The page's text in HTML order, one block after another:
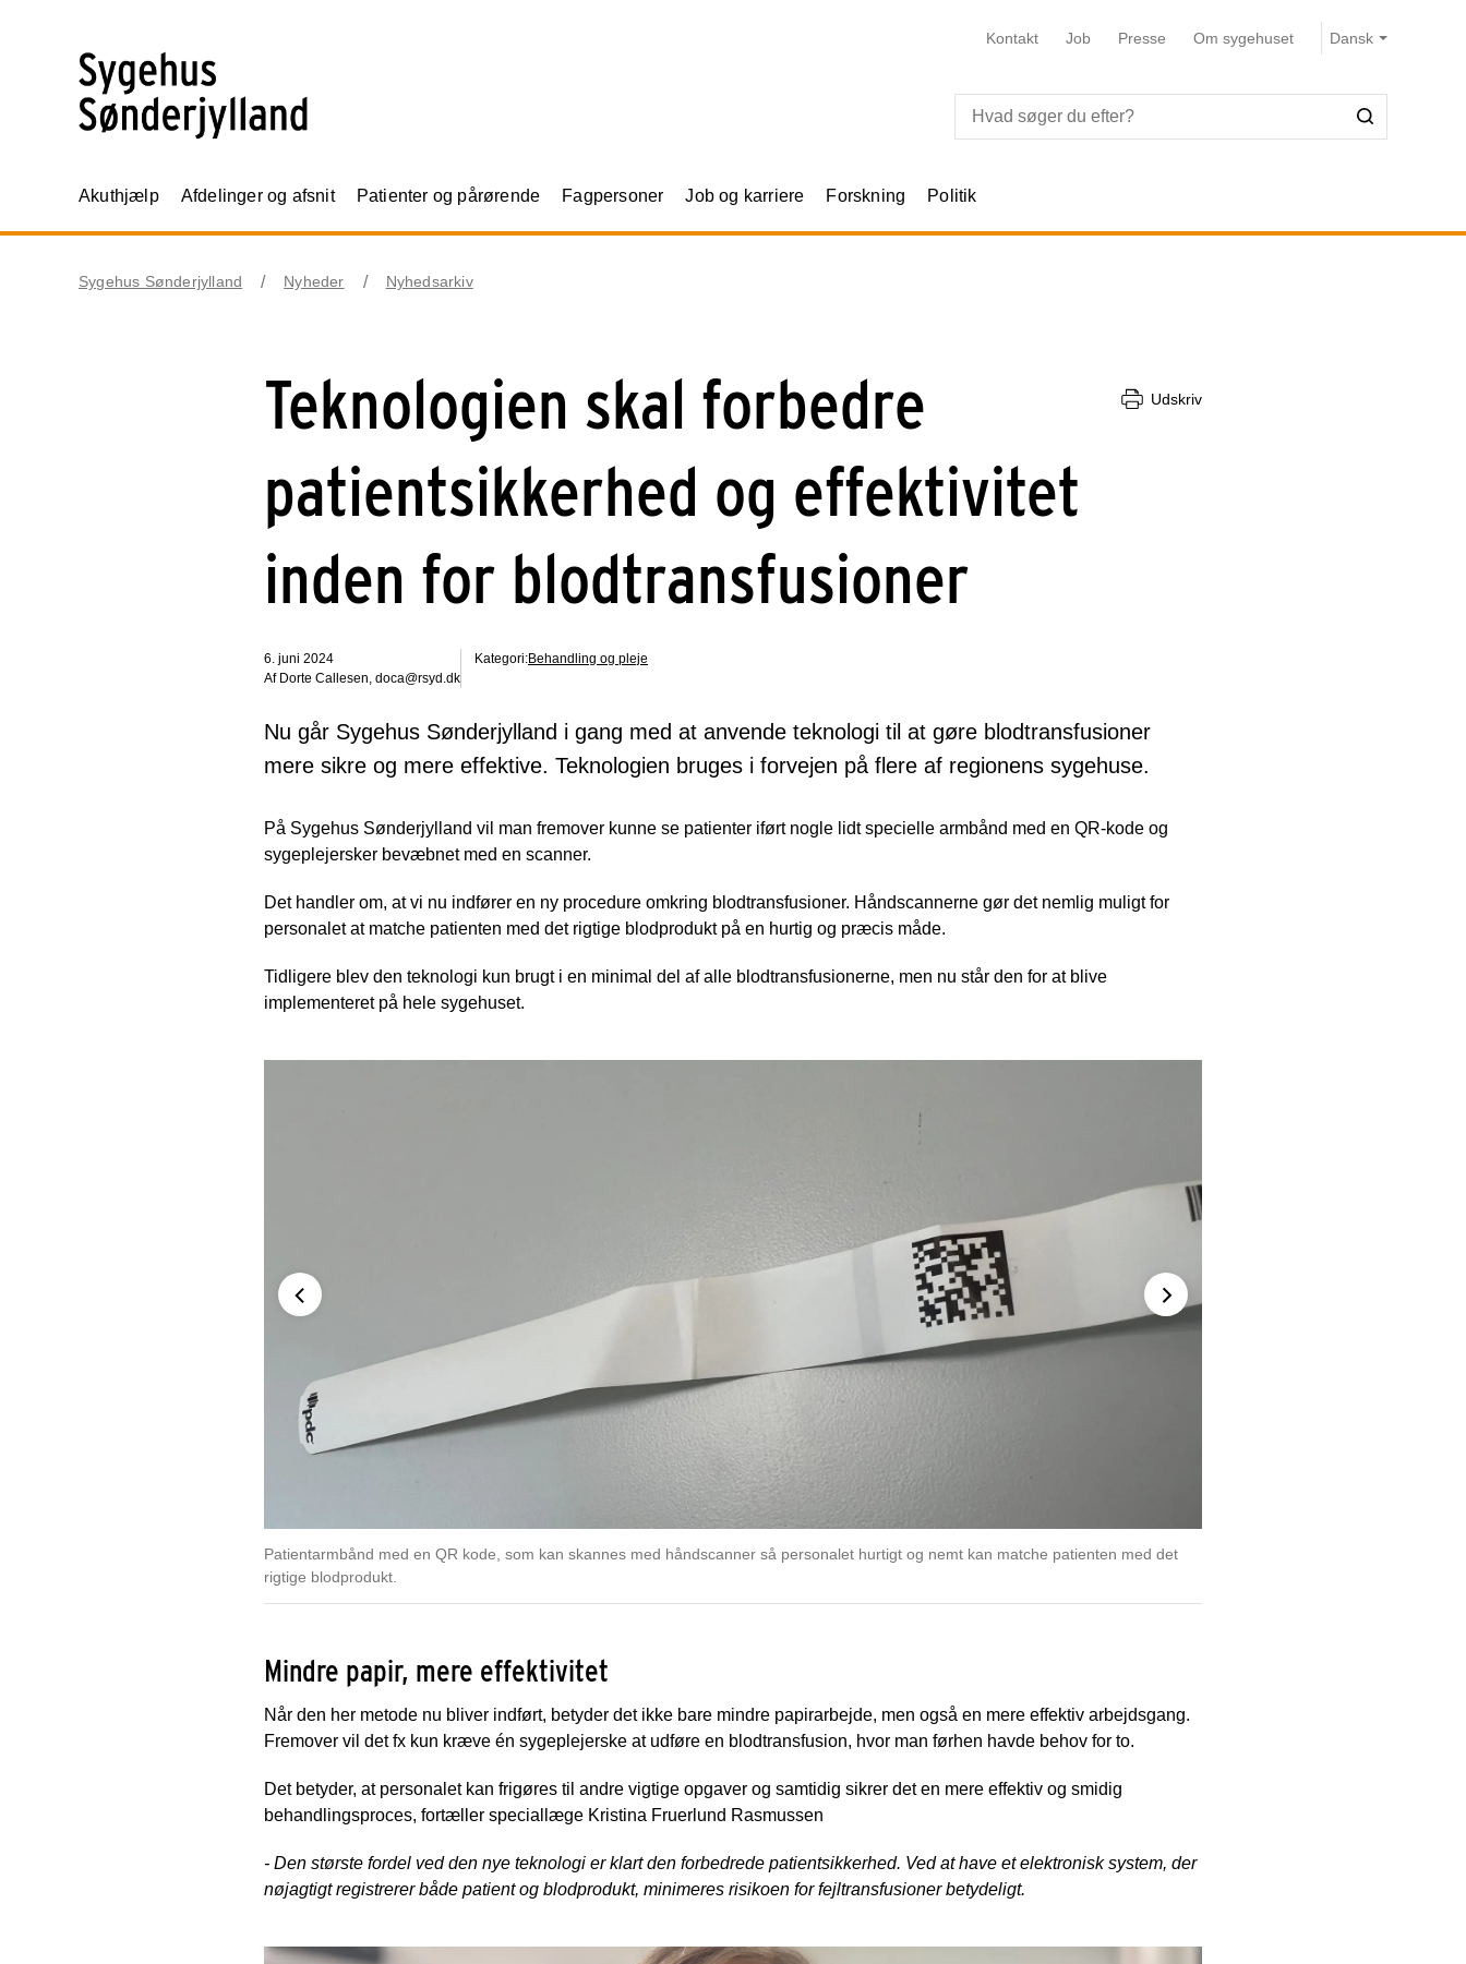
Kontakt Job Presse Om sygehuset
Akuthjælp Afdelinger og afsnit Patienter og pårørende Fagpersoner Job og karriere Forskning Politik
Sygehus Sønderjylland Nyheder Nyhedsarkiv
Teknologien skal forbedre
patientsikkerhed og effektivitet
inden for blodtransfusioner
Udskriv
6. juni 2024
Af Dorte Callesen, doca@rsyd.dk
Kategori:Behandling og pleje
Nu går Sygehus Sønderjylland i gang med at anvende teknologi til at gøre blodtransfusioner
mere sikre og mere effektive. Teknologien bruges i forvejen på flere af regionens sygehuse.
På Sygehus Sønderjylland vil man fremover kunne se patienter iført nogle lidt specielle armbånd med en QR-kode og
sygeplejersker bevæbnet med en scanner.
Det handler om, at vi nu indfører en ny procedure omkring blodtransfusioner. Håndscannerne gør det nemlig muligt for
personalet at matche patienten med det rigtige blodprodukt på en hurtig og præcis måde.
Tidligere blev den teknologi kun brugt i en minimal del af alle blodtransfusionerne, men nu står den for at blive
implementeret på hele sygehuset.
Patientarmbånd med en QR kode, som kan skannes med håndscanner så personalet hurtigt og nemt kan matche patienten med det
rigtige blodprodukt.
Mindre papir, mere effektivitet
Når den her metode nu bliver indført, betyder det ikke bare mindre papirarbejde, men også en mere effektiv arbejdsgang.
Fremover vil det fx kun kræve én sygeplejerske at udføre en blodtransfusion, hvor man førhen havde behov for to.
Det betyder, at personalet kan frigøres til andre vigtige opgaver og samtidig sikrer det en mere effektiv og smidig
behandlingsproces, fortæller speciallæge Kristina Fruerlund Rasmussen
- Den største fordel ved den nye teknologi er klart den forbedrede patientsikkerhed. Ved at have et elektronisk system, der
nøjagtigt registrerer både patient og blodprodukt, minimeres risikoen for fejltransfusioner betydeligt.